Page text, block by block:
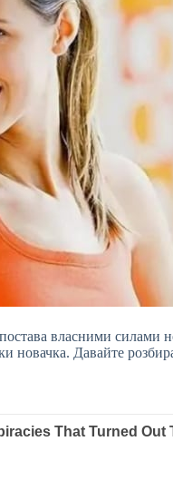
власними
новачка. Давайте